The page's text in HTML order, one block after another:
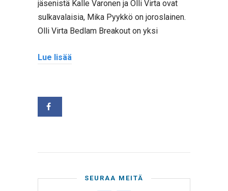
jäsenistä Kalle Varonen ja Olli Virta ovat
sulkavalaisia, Mika Pyykkö on joroslainen.
Olli Virta Bedlam Breakout on yksi
Lue lisää
SEURAA MEITÄ